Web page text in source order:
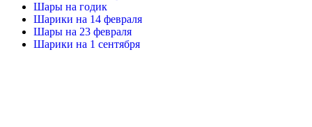
Шары на годик
Шарики на 14 февраля
Шары на 23 февраля
Шарики на 1 сентября